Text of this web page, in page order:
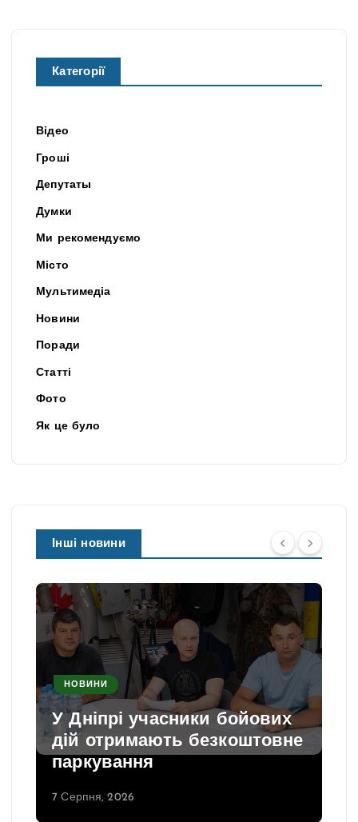
Категорії
Відео
Гроші
Депутаты
Думки
Ми рекомендуємо
Місто
Мультимедіа
Новини
Поради
Статті
Фото
Як це було
Інші новини
НОВИНИ
У Дніпрі учасники бойових
дій отримають безкоштовне
паркування
7 Серпня, 2026